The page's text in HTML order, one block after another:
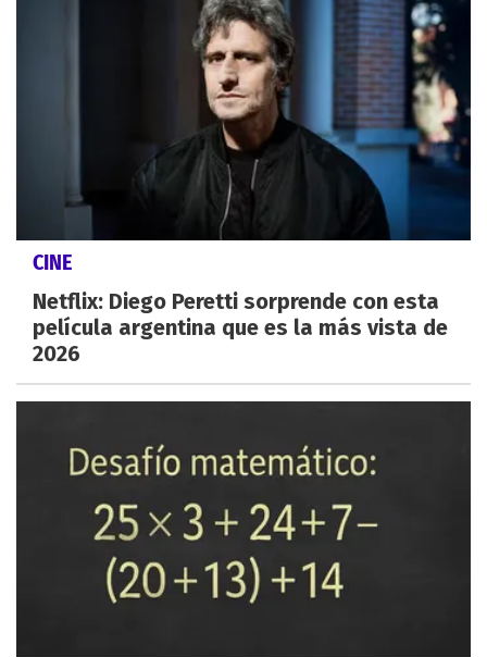
CINE
Netflix: Diego Peretti sorprende con esta
película argentina que es la más vista de
2026